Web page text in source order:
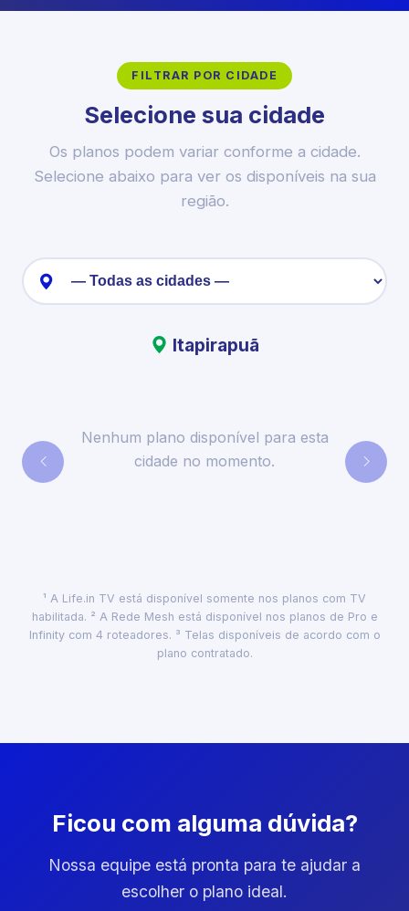
FILTRAR POR CIDADE
Selecione sua cidade
Os planos podem variar conforme a cidade.
Selecione abaixo para ver os disponíveis na sua
região.
Itapirapuã
Nenhum plano disponível para esta
cidade no momento.
¹ A Life.in TV está disponível somente nos planos com TV
habilitada. ² A Rede Mesh está disponível nos planos de Pro e
Infinity com 4 roteadores. ³ Telas disponíveis de acordo com o
plano contratado.
Ficou com alguma dúvida?
Nossa equipe está pronta para te ajudar a
escolher o plano ideal.